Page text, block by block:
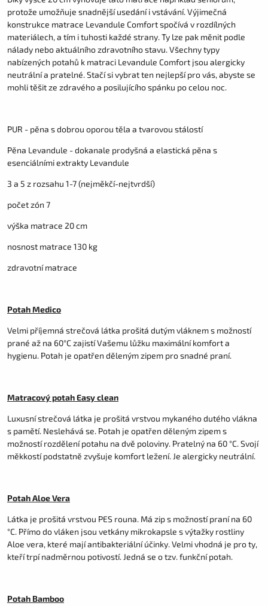
protože umožňuje snadnější usedání i vstávání. Výjimečná
konstrukce matrace Levandule Comfort spočívá v rozdílných
materiálech, a tím i tuhosti každé strany. Ty lze pak měnit podle
nálady nebo aktuálního zdravotního stavu. Všechny typy
nabízených potahů k matraci Levandule Comfort jsou alergicky
neutrální a pratelné. Stačí si vybrat ten nejlepší pro vás, abyste se
mohli těšit ze zdravého a posilujícího spánku po celou noc.
PUR - pěna s dobrou oporou těla a tvarovou stálostí
Pěna Levandule - dokanale prodyšná a elastická pěna s
esenciálními extrakty Levandule
3 a 5 z rozsahu 1-7 (nejměkčí-nejtvrdší)
počet zón 7
výška matrace 20 cm
nosnost matrace 130 kg
zdravotní matrace
Potah Medico
Velmi příjemná strečová látka prošitá dutým vláknem s možností
prané až na 60°C zajistí Vašemu lůžku maximální komfort a
hygienu. Potah je opatřen děleným zipem pro snadné praní.
Matracový potah Easy clean
Luxusní strečová látka je prošitá vrstvou mykaného dutého vlákna
s pamětí. Neslehává se. Potah je opatřen děleným zipem s
možností rozdělení potahu na dvě poloviny. Pratelný na 60 °C. Svojí
měkkostí podstatně zvyšuje komfort ležení. Je alergicky neutrální.
Potah Aloe Vera
Látka je prošitá vrstvou PES rouna. Má zip s možností praní na 60
°C. Přímo do vláken jsou vetkány mikrokapsle s výtažky rostliny
Aloe vera, které mají antibakteriální účinky. Velmi vhodná je pro ty,
kteří trpí nadměrnou potivostí. Jedná se o tzv. funkční potah.
Potah Bamboo